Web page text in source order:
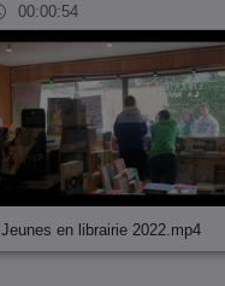
00:00:54
Jeunes en librairie 2022.mp4